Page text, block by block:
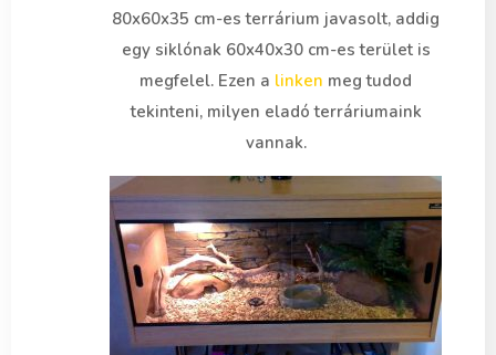
80x60x35 cm-es terrárium javasolt, addig
egy siklónak 60x40x30 cm-es terület is
megfelel. Ezen a linken meg tudod
tekinteni, milyen eladó terráriumaink
vannak.